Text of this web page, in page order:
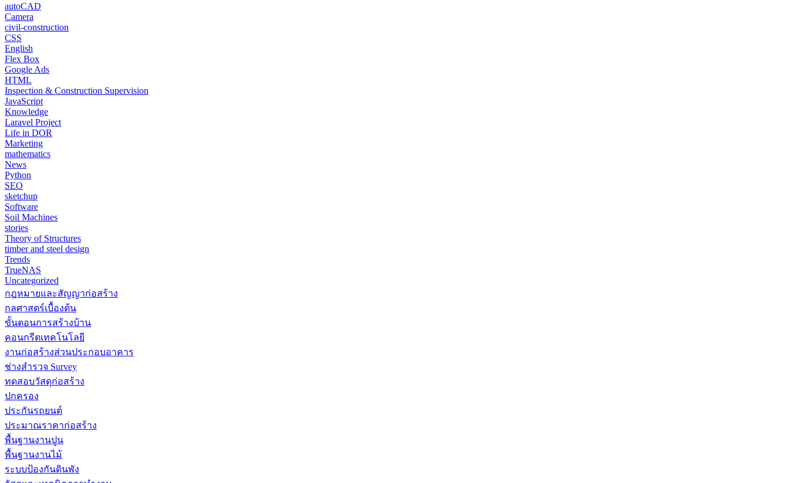
autoCAD
Camera
civil-construction
CSS
English
Flex Box
Google Ads
HTML
Inspection & Construction Supervision
JavaScript
Knowledge
Laravel Project
Life in DOR
Marketing
mathematics
News
Python
SEO
sketchup
Software
Soil Machines
stories
Theory of Structures
timber and steel design
Trends
TrueNAS
Uncategorized
กฎหมายและสัญญาก่อสร้าง
กลศาสตร์เบื้องต้น
ขั้นตอนการสร้างบ้าน
คอนกรีตเทคโนโลยี
งานก่อสร้างส่วนประกอบอาคาร
ช่างสำรวจ Survey
ทดสอบวัสดุก่อสร้าง
ปกครอง
ประกันรถยนต์
ประมาณราคาก่อสร้าง
พื้นฐานงานปูน
พื้นฐานงานไม้
ระบบป้องกันดินพัง